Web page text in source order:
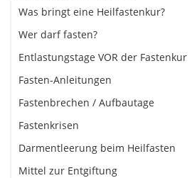
Was bringt eine Heilfastenkur?
Wer darf fasten?
Entlastungstage VOR der Fastenkur
Fasten-Anleitungen
Fastenbrechen / Aufbautage
Fastenkrisen
Darmentleerung beim Heilfasten
Mittel zur Entgiftung